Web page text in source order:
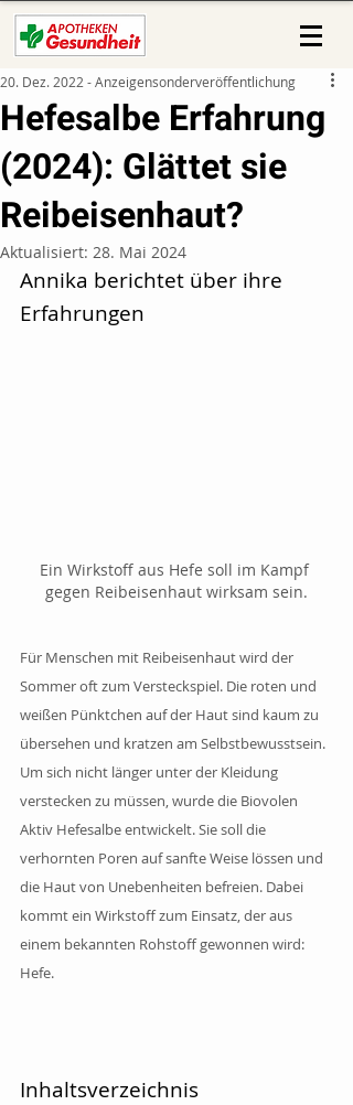
Hefesalbe Erfahrung
(2024): Glättet sie
Reibeisenhaut?
20. Dez. 2022 - Anzeigensonderveröffentlichung
Aktualisiert: 28. Mai 2024
Annika berichtet über ihre
Erfahrungen
Ein Wirkstoff aus Hefe soll im Kampf
gegen Reibeisenhaut wirksam sein.
Für Menschen mit Reibeisenhaut wird der
Sommer oft zum Versteckspiel. Die roten und
weißen Pünktchen auf der Haut sind kaum zu
übersehen und kratzen am Selbstbewusstsein.
Um sich nicht länger unter der Kleidung
verstecken zu müssen, wurde die Biovolen
Aktiv Hefesalbe entwickelt. Sie soll die
verhornten Poren auf sanfte Weise lössen und
die Haut von Unebenheiten befreien. Dabei
kommt ein Wirkstoff zum Einsatz, der aus
einem bekannten Rohstoff gewonnen wird:
Hefe.
Inhaltsverzeichnis